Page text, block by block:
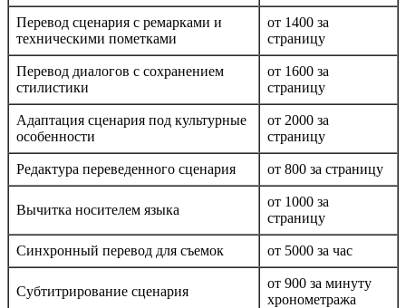
Перевод сценария с ремарками и
техническими пометками
от 1400 за
страницу
Перевод диалогов с сохранением
стилистики
от 1600 за
страницу
Адаптация сценария под культурные
особенности
от 2000 за
страницу
Редактура переведенного сценария от 800 за страницу
Вычитка носителем языка
от 1000 за
страницу
Синхронный перевод для съемок от 5000 за час
Субтитрирование сценария
от 900 за минуту
хронометража